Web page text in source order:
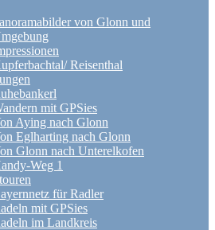
von Glonn und
Reisenthal
mit GPSies
Aying nach Glonn
Eglharting nach Glonn
Glonn nach Unterelkofen
Weg 1
für Radler
mit GPSies
im Landkreis